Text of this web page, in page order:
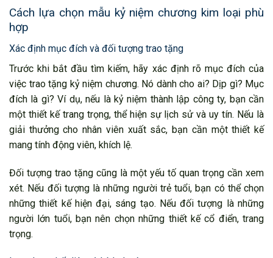
Cách lựa chọn mẫu kỷ niệm chương kim loại phù
hợp
Xác định mục đích và đối tượng trao tặng
Trước khi bắt đầu tìm kiếm, hãy xác định rõ mục đích của
việc trao tặng kỷ niệm chương. Nó dành cho ai? Dịp gì? Mục
đích là gì? Ví dụ, nếu là kỷ niệm thành lập công ty, bạn cần
một thiết kế trang trọng, thể hiện sự lịch sử và uy tín. Nếu là
giải thưởng cho nhân viên xuất sắc, bạn cần một thiết kế
mang tính động viên, khích lệ.
Đối tượng trao tặng cũng là một yếu tố quan trọng cần xem
xét. Nếu đối tượng là những người trẻ tuổi, bạn có thể chọn
những thiết kế hiện đại, sáng tạo. Nếu đối tượng là những
người lớn tuổi, bạn nên chọn những thiết kế cổ điển, trang
trọng.